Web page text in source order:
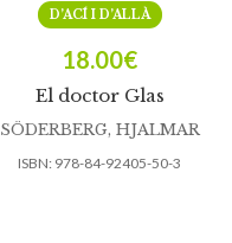
El doctor Glas
D’ACÍ I D’ALLÀ
18.00€
SÖDERBERG, HJALMAR
ISBN: 978-84-92405-50-3